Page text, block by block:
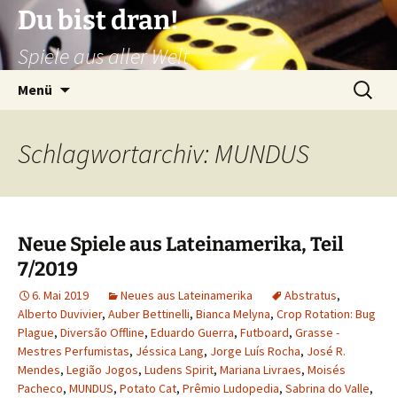
Zum
Inhalt
springen
Du bist dran!
Spiele aus aller Welt
Menü
Suchen
nach:
Schlagwortarchiv: MUNDUS
Neue Spiele aus Lateinamerika, Teil
7/2019
6. Mai 2019 Neues aus Lateinamerika Abstratus,
Alberto Duvivier, Auber Bettinelli, Bianca Melyna, Crop Rotation: Bug
Plague, Diversão Offline, Eduardo Guerra, Futboard, Grasse -
Mestres Perfumistas, Jéssica Lang, Jorge Luís Rocha, José R.
Mendes, Legião Jogos, Ludens Spirit, Mariana Livraes, Moisés
Pacheco, MUNDUS, Potato Cat, Prêmio Ludopedia, Sabrina do Valle,